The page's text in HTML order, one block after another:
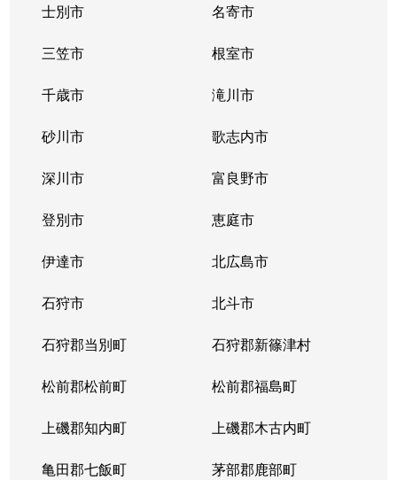
南３１条西
2,600万円 澄川
南３２条西
澄川
南３２条西
澄川
南３３条西
1,600万円 澄川
南３４条西
澄川
士別市 名寄市
三笠市 根室市
千歳市 滝川市
砂川市 歌志内市
深川市 富良野市
登別市 恵庭市
伊達市 北広島市
石狩市 北斗市
石狩郡当別町 石狩郡新篠津村
松前郡松前町 松前郡福島町
上磯郡知内町 上磯郡木古内町
亀田郡七飯町 茅部郡鹿部町